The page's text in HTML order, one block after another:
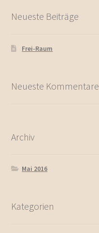
Neueste Beiträge
Frei-Raum
Neueste Kommentare
Archiv
Mai 2016
Kategorien